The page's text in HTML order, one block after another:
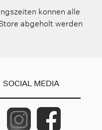
konnen alle
abgeholt werden
SOCIAL MEDIA